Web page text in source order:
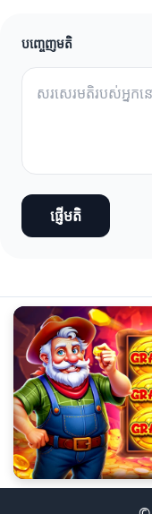
បញ្ចេញមតិ
ផ្ញើមតិ